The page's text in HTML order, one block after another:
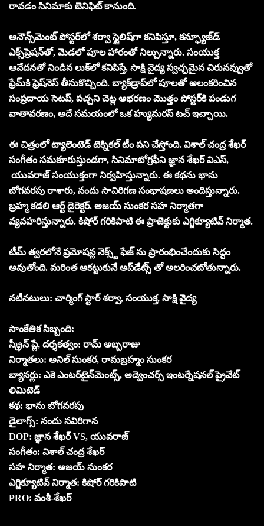
రావడం సినిమాకు బెనిఫిట్ కానుంది.
అనౌన్స్‌మెంట్ పోస్టర్‌లో శర్వా స్టైలిష్‌గా కనిపిస్తూ, కన్ఫ్యూజ్‌డ్
ఎక్స్‌ప్రెషన్‌తో, మెడలో పూల హారంతో నిల్చున్నారు. సంయుక్త
ఆవేదనతో నిండిన లుక్‌లో కనిపిస్తే, సాక్షి వైద్య స్వచ్ఛమైన చిరునవ్వుతో
ఫ్రేమ్‌కి ఫ్రెష్‌నెస్‌ తీసుకొచ్చింది. బ్యాక్‌డ్రాప్‌లో పూలతో అలంకరించిన
సంప్రదాయ సెటప్, పచ్చని చెట్ల ఆభరణం మొత్తం పోస్టర్‌కి పండుగ
వాతావరణం, అదే సమయంలో ఒక హ్యుమరస్ టచ్ ఇచ్చాయి.
ఈ చిత్రంలో ట్యాలెంటెడ్ టెక్నికల్ టీం పని చేస్తోంది. విశాల్ చంద్ర శేఖర్
సంగీతం సమకూరుస్తుండగా, సినిమాటోగ్రఫీని జ్ఞాన శేఖర్ విఎస్,
యువరాజ్ సంయుక్తంగా నిర్వహిస్తున్నారు. ఈ కథను భాను
బోగవరపు రాశారు, నందు సావిరిగణ సంభాషణలు అందిస్తున్నారు.
బ్రహ్మ కడలి ఆర్ట్ డైరెక్టర్. అజయ్ సుంకర సహ నిర్మాతగా
వ్యవహరిస్తున్నారు. కిషోర్ గరికిపాటి ఈ ప్రాజెక్టుకు ఎగ్జిక్యూటివ్ నిర్మాత.
టీమ్ త్వరలోనే ప్రమోషన్ల నెక్స్ట్ ఫేజ్ ను ప్రారంభించేందుకు సిద్ధం
అవుతోంది. మరింత ఆకట్టుకునే అప్‌డేట్స్ తో అలరించబోతున్నారు.
నటీనటులు: చార్మింగ్ స్టార్ శర్వా, సంయుక్త, సాక్షి వైద్య
సాంకేతిక సిబ్బంది:
స్క్రీన్ ప్లే, దర్శకత్వం: రామ్ అబ్బరాజు
నిర్మాతలు: అనిల్ సుంకర, రామబ్రహ్మం సుంకర
బ్యానర్లు: ఎకె ఎంటర్‌టైన్‌మెంట్స్, అడ్వెంచర్స్ ఇంటర్నేషనల్ ప్రైవేట్
లిమిటెడ్
కథ: భాను బోగవరపు
డైలాగ్స్: నందు సవిరిగాన
DOP: జ్ఞాన శేఖర్ VS, యువరాజ్
సంగీతం: విశాల్ చంద్ర శేఖర్
సహ నిర్మాత: అజయ్ సుంకర
ఎగ్జిక్యూటివ్ నిర్మాత: కిషోర్ గరికిపాటి
PRO: వంశీ-శేఖర్